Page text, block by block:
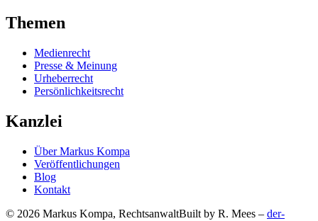
Themen
Medienrecht
Presse & Meinung
Urheberrecht
Persönlichkeitsrecht
Kanzlei
Über Markus Kompa
Veröffentlichungen
Blog
Kontakt
© 2026 Markus Kompa, RechtsanwaltBuilt by R. Mees – der-